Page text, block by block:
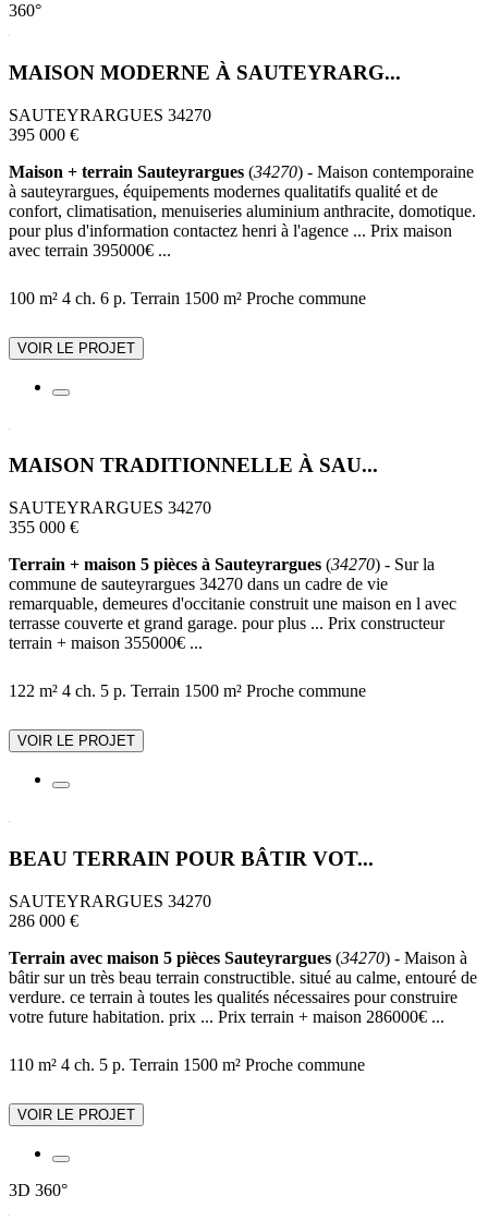
360°
MAISON MODERNE À SAUTEYRARG...
SAUTEYRARGUES 34270
395 000 €
Maison + terrain Sauteyrargues (34270) - Maison contemporaine
à sauteyrargues, équipements modernes qualitatifs qualité et de
confort, climatisation, menuiseries aluminium anthracite, domotique.
pour plus d'information contactez henri à l'agence ... Prix maison
avec terrain 395000€ ...
100 m² 4 ch. 6 p. Terrain 1500 m² Proche commune
VOIR LE PROJET
MAISON TRADITIONNELLE À SAU...
SAUTEYRARGUES 34270
355 000 €
Terrain + maison 5 pièces à Sauteyrargues (34270) - Sur la
commune de sauteyrargues 34270 dans un cadre de vie
remarquable, demeures d'occitanie construit une maison en l avec
terrasse couverte et grand garage. pour plus ... Prix constructeur
terrain + maison 355000€ ...
122 m² 4 ch. 5 p. Terrain 1500 m² Proche commune
VOIR LE PROJET
BEAU TERRAIN POUR BÂTIR VOT...
SAUTEYRARGUES 34270
286 000 €
Terrain avec maison 5 pièces Sauteyrargues (34270) - Maison à
bâtir sur un très beau terrain constructible. situé au calme, entouré de
verdure. ce terrain à toutes les qualités nécessaires pour construire
votre future habitation. prix ... Prix terrain + maison 286000€ ...
110 m² 4 ch. 5 p. Terrain 1500 m² Proche commune
VOIR LE PROJET
3D 360°